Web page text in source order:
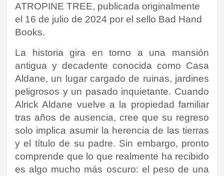
ATROPINE TREE, publicada originalmente
el 16 de julio de 2024 por el sello Bad Hand
Books.
La historia gira en torno a una mansión
antigua y decadente conocida como Casa
Aldane, un lugar cargado de ruinas, jardines
peligrosos y un pasado inquietante. Cuando
Alrick Aldane vuelve a la propiedad familiar
tras años de ausencia, cree que su regreso
solo implica asumir la herencia de las tierras
y el título de su padre. Sin embargo, pronto
comprende que lo que realmente ha recibido
es algo mucho más oscuro: el peso de una